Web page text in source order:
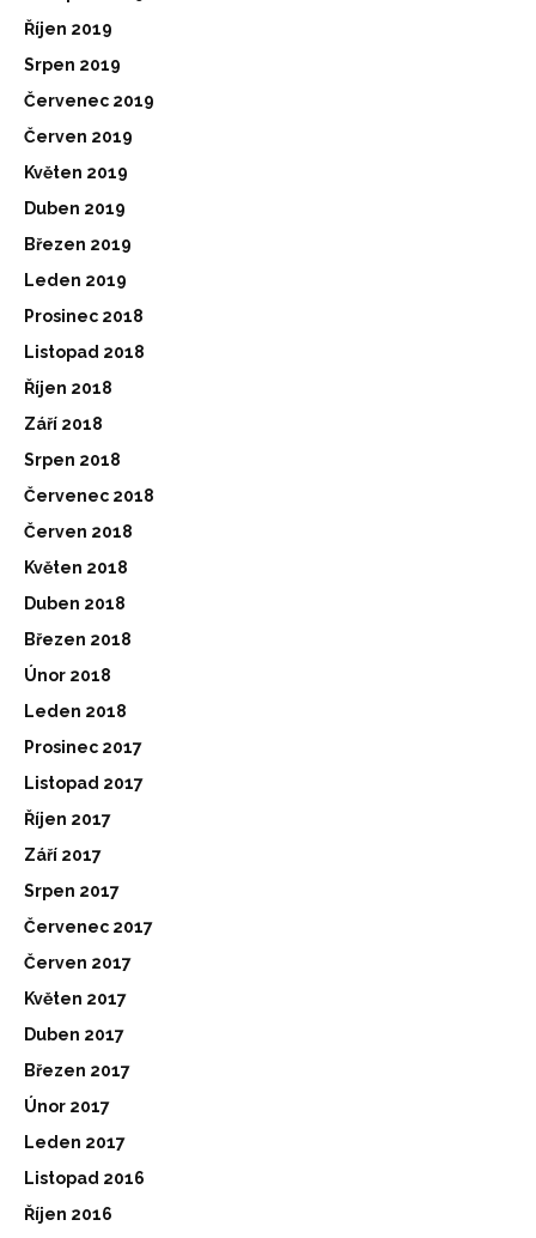
Říjen 2019
Srpen 2019
Červenec 2019
Červen 2019
Květen 2019
Duben 2019
Březen 2019
Leden 2019
Prosinec 2018
Listopad 2018
Říjen 2018
Září 2018
Srpen 2018
Červenec 2018
Červen 2018
Květen 2018
Duben 2018
Březen 2018
Únor 2018
Leden 2018
Prosinec 2017
Listopad 2017
Říjen 2017
Září 2017
Srpen 2017
Červenec 2017
Červen 2017
Květen 2017
Duben 2017
Březen 2017
Únor 2017
Leden 2017
Listopad 2016
Říjen 2016